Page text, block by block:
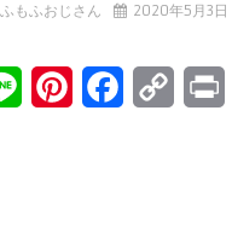
もふおじさん 2020年5月3日
Line PinterestFacebook
Copy